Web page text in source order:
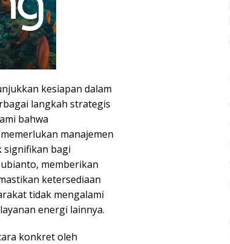
kesiapan dalam
langkah strategis
bahwa
manajemen
signifikan bagi
memberikan
ketersediaan
tidak mengalami
energi lainnya.
konkret oleh